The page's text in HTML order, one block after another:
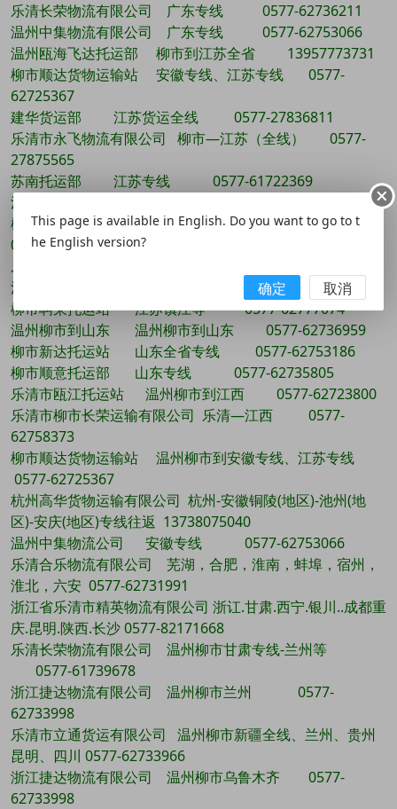
乐清长荣物流有限公司 广东专线 0577-62736211
温州中集物流有限公司 广东专线 0577-62753066
温州瓯海飞达托运部 柳市到江苏全省 13957773731
柳市顺达货物运输站 安徽专线、江苏专线 0577-
62725367
建华货运部 江苏货运全线 0577-27836811
乐清市永飞物流有限公司 柳市—江苏（全线） 0577-
27875565
苏南托运部 江苏专线 0577-61722369
江苏全线 江苏全线 0577-62088998
柳市阿荣托运站 江苏—南通、安微—滁州、郑州—洛阳
0577-62777074
乐清市正大物流有限公司 辽宁沈阳锦州，山东济南青岛，
江苏淮阴 0577-62729657
柳市啊荣托运站 江苏镇江等 0577-62777074
温州柳市到山东 温州柳市到山东 0577-62736959
柳市新达托运站 山东全省专线 0577-62753186
柳市顺意托运部 山东专线 0577-62735805
乐清市瓯江托运站 温州柳市到江西 0577-62723800
乐清市柳市长荣运输有限公司 乐清—江西 0577-
62758373
柳市顺达货物运输站 温州柳市到安徽专线、江苏专线
0577-62725367
杭州高华货物运输有限公司 杭州-安徽铜陵(地区)-池州(地
区)-安庆(地区)专线往返 13738075040
温州中集物流公司 安徽专线 0577-62753066
乐清合乐物流有限公司 芜湖，合肥，淮南，蚌埠，宿州，
淮北，六安 0577-62731991
浙江省乐清市精英物流有限公司 浙讧.甘肃.西宁.银川..成都重
庆.昆明.陕西.长沙 0577-82171668
乐清长荣物流有限公司 温州柳市甘肃专线-兰州等
0577-61739678
浙江捷达物流有限公司 温州柳市兰州 0577-
62733998
乐清市立通货运有限公司 温州柳市新疆全线、兰州、贵州
昆明、四川 0577-62733966
浙江捷达物流有限公司 温州柳市乌鲁木齐 0577-
62733998
This page is available in English. Do you want to go to t
he English version?
确定 取消